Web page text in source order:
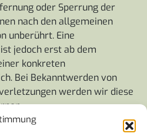
oder Sperrung der
nach den allgemeinen
unberührt. Eine
jedoch erst ab dem
konkreten
Bei Bekanntwerden von
werden wir diese